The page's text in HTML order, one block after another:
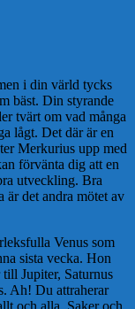
i din värld tycks
bäst. Din styrande
tvärt om vad många
lågt. Det där är en
Merkurius upp med
förvänta dig att en
utveckling. Bra
är det andra mötet av
Venus som
sista vecka. Hon
Jupiter, Saturnus
Ah! Du attraherar
och alla. Saker och